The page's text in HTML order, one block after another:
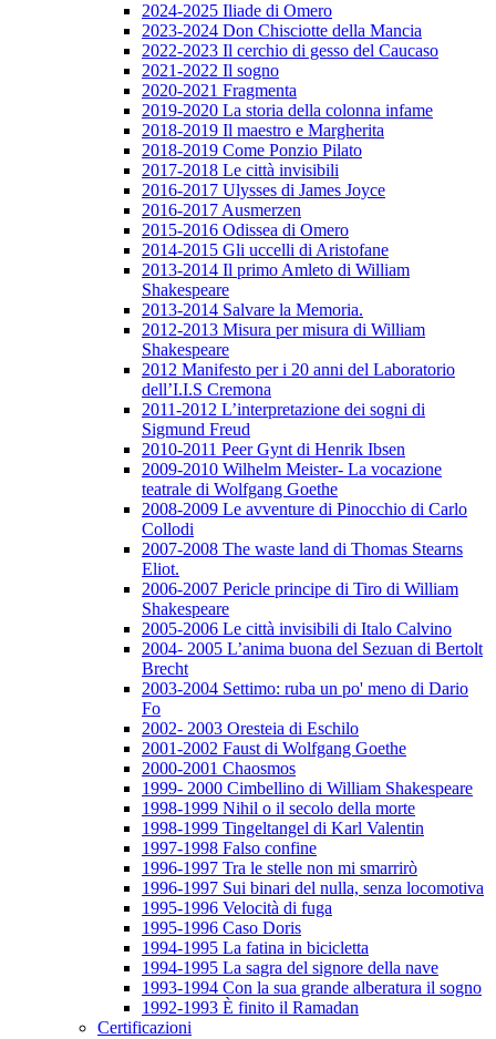
2024-2025 Iliade di Omero
2023-2024 Don Chisciotte della Mancia
2022-2023 Il cerchio di gesso del Caucaso
2021-2022 Il sogno
2020-2021 Fragmenta
2019-2020 La storia della colonna infame
2018-2019 Il maestro e Margherita
2018-2019 Come Ponzio Pilato
2017-2018 Le città invisibili
2016-2017 Ulysses di James Joyce
2016-2017 Ausmerzen
2015-2016 Odissea di Omero
2014-2015 Gli uccelli di Aristofane
2013-2014 Il primo Amleto di William
Shakespeare
2013-2014 Salvare la Memoria.
2012-2013 Misura per misura di William
Shakespeare
2012 Manifesto per i 20 anni del Laboratorio
dell’I.I.S Cremona
2011-2012 L’interpretazione dei sogni di
Sigmund Freud
2010-2011 Peer Gynt di Henrik Ibsen
2009-2010 Wilhelm Meister- La vocazione
teatrale di Wolfgang Goethe
2008-2009 Le avventure di Pinocchio di Carlo
Collodi
2007-2008 The waste land di Thomas Stearns
Eliot.
2006-2007 Pericle principe di Tiro di William
Shakespeare
2005-2006 Le città invisibili di Italo Calvino
2004- 2005 L’anima buona del Sezuan di Bertolt
Brecht
2003-2004 Settimo: ruba un po' meno di Dario
Fo
2002- 2003 Oresteia di Eschilo
2001-2002 Faust di Wolfgang Goethe
2000-2001 Chaosmos
1999- 2000 Cimbellino di William Shakespeare
1998-1999 Nihil o il secolo della morte
1998-1999 Tingeltangel di Karl Valentin
1997-1998 Falso confine
1996-1997 Tra le stelle non mi smarrirò
1996-1997 Sui binari del nulla, senza locomotiva
1995-1996 Velocità di fuga
1995-1996 Caso Doris
1994-1995 La fatina in bicicletta
1994-1995 La sagra del signore della nave
1993-1994 Con la sua grande alberatura il sogno
1992-1993 È finito il Ramadan
Certificazioni